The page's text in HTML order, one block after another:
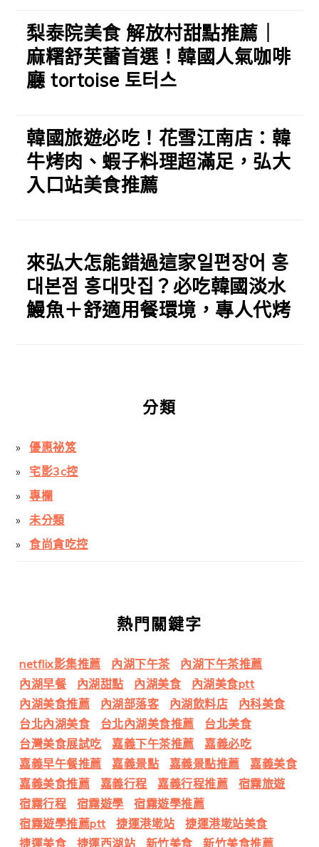
梨泰院美食 解放村甜點推薦｜
麻糬舒芙蕾首選！韓國人氣咖啡
廳 tortoise 토터스
韓國旅遊必吃！花雪江南店：韓
牛烤肉、蝦子料理超滿足，弘大
入口站美食推薦
來弘大怎能錯過這家일편장어 홍
대본점 홍대맛집？必吃韓國淡水
鰻魚＋舒適用餐環境，專人代烤
分類
優惠祕笈
宅影3c控
專欄
未分類
食尚貪吃控
熱門關鍵字
netflix影集推薦 內湖下午茶
內湖下午茶推薦
內湖早餐
內湖甜點 內湖美食
內湖美食ptt
內湖美食推薦
內湖部落客 內湖飲料店
內科美食
台北內湖美食
台北內湖美食推薦
台北美食
台灣美食展試吃
嘉義下午茶推薦
嘉義必吃
嘉義早午餐推薦
嘉義景點 嘉義景點推薦
嘉義美食
嘉義美食推薦
嘉義行程 嘉義行程推薦
宿霧旅遊
宿霧行程
宿霧遊學
宿霧遊學推薦
宿霧遊學推薦ptt
捷運港墘站
捷運港墘站美食
捷運美食
捷運西湖站 新竹美食 新竹美食推薦